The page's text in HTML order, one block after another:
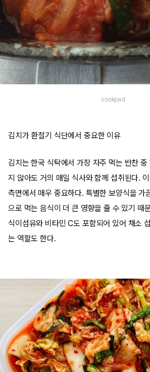
cookpad
김치가 환절기 식단에서 중요한 이유
김치는 한국 식탁에서 가장 자주 먹는 반찬
지 않아도 거의 매일 식사와 함께 섭취된다.
측면에서 매우 중요하다. 특별한 보양식을 가
으로 먹는 음식이 더 큰 영향을 줄 수 있기 때
식이섬유와 비타민 C도 포함되어 있어 채소
는 역할도 한다.